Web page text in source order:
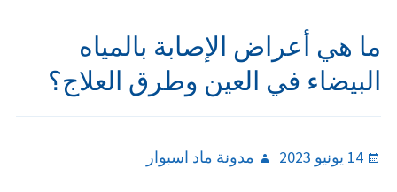
ما هي أعراض الإصابة بالمياه
البيضاء في العين وطرق العلاج؟
Posted
14 يونيو 2023 Author
مدونة ماد اسبوار